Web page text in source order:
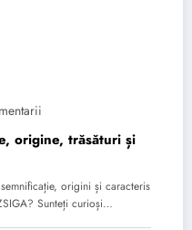
origine, trăsături și
origini și caracteris
Sunteți curioși…